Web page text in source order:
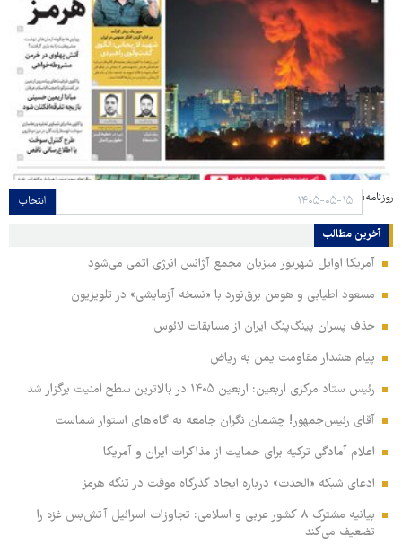
روزنامه: انتخاب
آخرین مطالب
آمریکا اوایل شهریور میزبان مجمع آژانس انرژی اتمی می‌شود
مسعود اطیابی و هومن برق‌نورد با «نسخه آزمایشی» در تلویزیون
حذف پسران پینگ‌پنگ ایران از مسابقات لائوس
پیام هشدار مقاومت یمن به ریاض
رئیس ستاد مرکزی اربعین: اربعین ۱۴۰۵ در بالاترین سطح امنیت برگزار شد
آقای رئیس‌جمهور! چشمان نگران جامعه به گام‌های استوار شماست
اعلام آمادگی ترکیه برای حمایت از مذاکرات ایران و آمریکا
ادعای شبکه «الحدث» درباره ایجاد گذرگاه موقت در تنگه هرمز
بیانیه مشترک ۸ کشور عربی و اسلامی: تجاوزات اسرائیل آتش‌بس غزه را
تضعیف می‌کند